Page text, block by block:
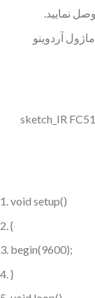
پایهء OUT یا سیگنال سنسور را به پایه D10 ماژول آردوینو
لینک برنامه آردوینو : 028_sketch_IR FC51
void setup()
{
begin(9600);
}